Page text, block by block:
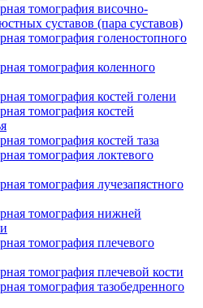
томография височно-
суставов (пара суставов)
томография голеностопного
томография коленного
томография костей голени
томография костей
томография костей таза
томография локтевого
томография лучезапястного
томография нижней
томография плечевого
томография плечевой кости
томография тазобедренного